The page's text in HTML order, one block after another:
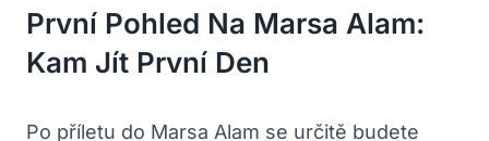
První Pohled Na Marsa Alam:
Kam Jít První Den
Po příletu do Marsa Alam se určitě budete